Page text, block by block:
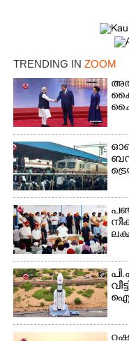
TRENDING IN ZOOM